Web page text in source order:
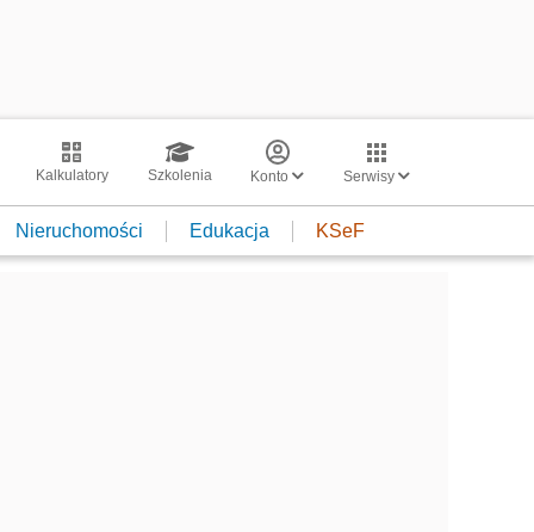
Kalkulatory Szkolenia Konto Serwisy
Nieruchomości Edukacja KSeF